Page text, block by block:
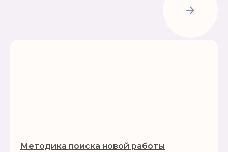
Рассорки
Методика поиска новой работы